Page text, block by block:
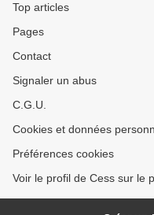
Top articles
Pages
Contact
Signaler un abus
C.G.U.
Cookies et données
Préférences cookies
Voir le profil de Cess sur le